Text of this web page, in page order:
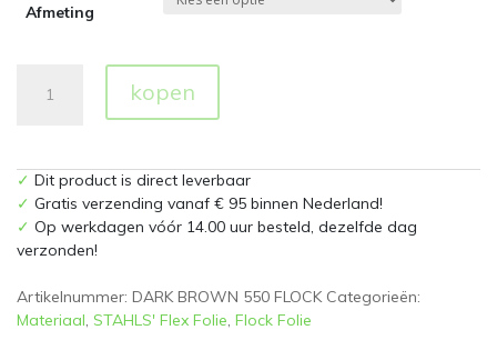
Afmeting
aantal
kopen
✓ Dit product is direct leverbaar
✓ Gratis verzending vanaf € 95 binnen Nederland!
✓ Op werkdagen vóór 14.00 uur besteld, dezelfde dag
verzonden!
Artikelnummer: DARK BROWN 550 FLOCK Categorieën:
Materiaal, STAHLS' Flex Folie, Flock Folie